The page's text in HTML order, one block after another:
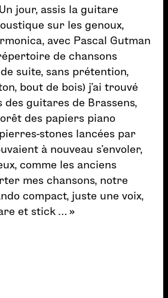
jour, assis la guitare
sur les genoux,
avec Pascal Gutman
de chansons
suite, sans prétention,
bout de bois) j’ai trouvé
des guitares de Brassens,
des papiers piano
stones lancées par
à nouveau s’envoler,
comme les anciens
mes chansons, notre
compact, juste une voix,
et stick … »